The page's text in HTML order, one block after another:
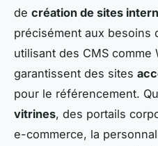
de création de sites
précisément aux besoins
utilisant des CMS comme
garantissent des sites
pour le référencement.
vitrines, des portails
e-commerce, la